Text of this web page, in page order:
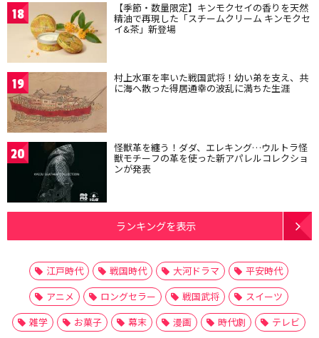
18 【季節・数量限定】キンモクセイの香りを天然
精油で再現した「スチームクリーム キンモクセ
イ&茶」新登場
19 村上水軍を率いた戦国武将！幼い弟を支え、共
に海へ散った得居通幸の波乱に満ちた生涯
20 怪獣革を纏う！ダダ、エレキング…ウルトラ怪
獣モチーフの革を使った新アパレルコレクショ
ンが発表
ランキングを表示
江戸時代 戦国時代 大河ドラマ
平安時代
アニメ
ロングセラー 戦国武将
スイーツ
雑学
お菓子 幕末 漫画 時代劇
テレビ